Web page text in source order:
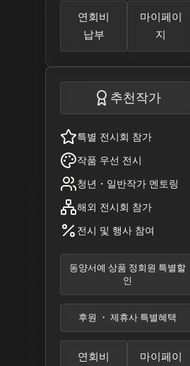
연회비
납부
마이페이
지
추천작가
특별 전시회 참가
작품 우선 전시
청년・일반작가 멘토링
해외 전시회 참가
전시 및 행사 참여
동양서예 상품 정회원 특별할
인
후원 ・ 제휴사 특별혜택
연회비
마이페이